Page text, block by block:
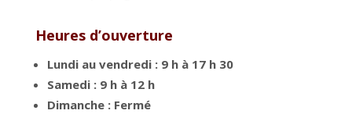
Heures d’ouverture
Lundi au vendredi : 9 h à 17 h 30
Samedi : 9 h à 12 h
Dimanche : Fermé